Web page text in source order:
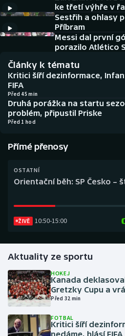
Baseball a softbal
Basketbal
Boby a skeleton
Box
Dostihy
Florbal
Golf
Gymnastika
Házená
Jezdectví
Judo
Soutěže
Historické návraty
AZ kvíz
ke třetí výhře v
Sestřih a ohlasy
Příbram
Messi dal první
porazilo Atlético
Články k tématu
Kritici šíří dezinformace,
FIFA
Před 45 min
Druhá porážka na startu
problém, připustil Priske
Před 1 hod
Přímé přenosy
OSTATNÍ
Orientační běh: SP Česko –
ŽIVĚ 10:50-15:00
Aktuality ze sportu
HOKEJ
Kanada
Gretzky Cupu a
Před 32 min
FOTBAL
Kritici šíří
nedáme, hlásí FIFA